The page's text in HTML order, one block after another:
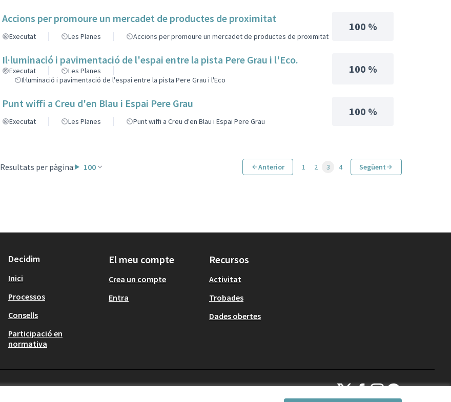
Accions per promoure un mercadet de productes de proximitat
Executat Les Planes Accions per promoure un mercadet de productes de proximitat
100 %
Il·luminació i pavimentació de l'espai entre la pista Pere Grau i l'Eco.
Executat
Les Planes
Il·luminació i pavimentació de l'espai entre la pista Pere Grau i l'Eco
100 %
Punt wiffi a Creu d'en Blau i Espai Pere Grau
Executat Les Planes Punt wiffi a Creu d'en Blau i Espai Pere Grau
100 %
Resultats per pàgina: 100 Anterior 1 2 3 4 Següent
Decidim
Inici
Processos
Consells
Participació en
normativa
El meu compte
Crea un compte
Entra
Recursos
Activitat
Trobades
Dades obertes
Decidim Sant Cugat a X
Decidim Sant Cugat a Facebook
Decidim Sant Cugat a
Decidim Sant Cugat